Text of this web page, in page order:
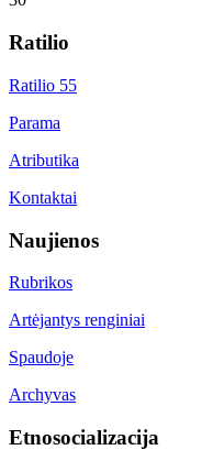
Ratilio
Ratilio 55
Parama
Atributika
Kontaktai
Naujienos
Rubrikos
Artėjantys renginiai
Spaudoje
Archyvas
Etnosocializacija